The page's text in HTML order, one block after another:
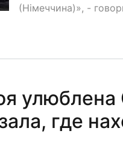
(Німеччина)», -
где